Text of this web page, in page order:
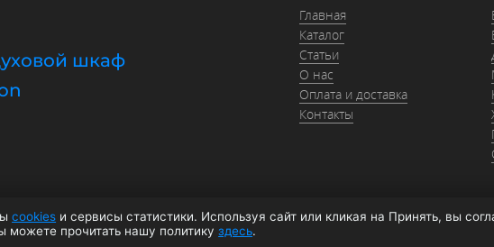
шкаф
Главная
Каталог
Статьи
О нас
Оплата и доставка
Контакты
© 2026 moyki1.ruПолитика конфиденциальностиОфертаСогласие на обработку
cookies и сервисы статистики. Используя сайт или кликая на Принять, вы
можете прочитать нашу политикуздесь.